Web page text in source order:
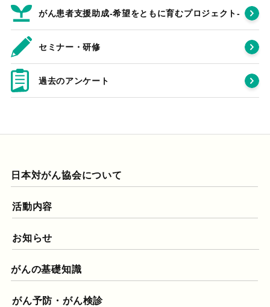
がん患者支援助成-希望をともに育むプロジェクト‐
セミナー・研修
過去のアンケート
日本対がん協会について
活動内容
お知らせ
がんの基礎知識
がん予防・がん検診